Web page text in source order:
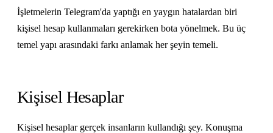
İşletmelerin Telegram'da yaptığı en yaygın hatalardan biri
kişisel hesap kullanmaları gerekirken bota yönelmek. Bu üç
temel yapı arasındaki farkı anlamak her şeyin temeli.
Kişisel Hesaplar
Kişisel hesaplar gerçek insanların kullandığı şey. Konuşma